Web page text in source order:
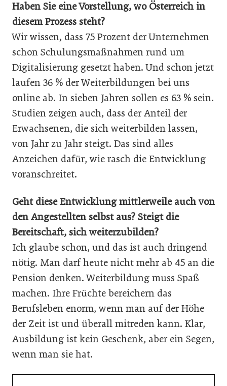
Haben Sie eine Vorstellung, wo Österreich in
diesem Prozess steht?
Wir wissen, dass 75 Prozent der Unternehmen
schon Schulungsmaßnahmen rund um
Digitalisierung gesetzt haben. Und schon jetzt
laufen 36 % der Weiterbildungen bei uns
online ab. In sieben Jahren sollen es 63 % sein.
Studien zeigen auch, dass der Anteil der
Erwachsenen, die sich weiterbilden lassen,
von Jahr zu Jahr steigt. Das sind alles
Anzeichen dafür, wie rasch die Entwicklung
voranschreitet.
Geht diese Entwicklung mittlerweile auch von
den Angestellten selbst aus? Steigt die
Bereitschaft, sich weiterzubilden?
Ich glaube schon, und das ist auch dringend
nötig. Man darf heute nicht mehr ab 45 an die
Pension denken. Weiterbildung muss Spaß
machen. Ihre Früchte bereichern das
Berufsleben enorm, wenn man auf der Höhe
der Zeit ist und überall mitreden kann. Klar,
Ausbildung ist kein Geschenk, aber ein Segen,
wenn man sie hat.